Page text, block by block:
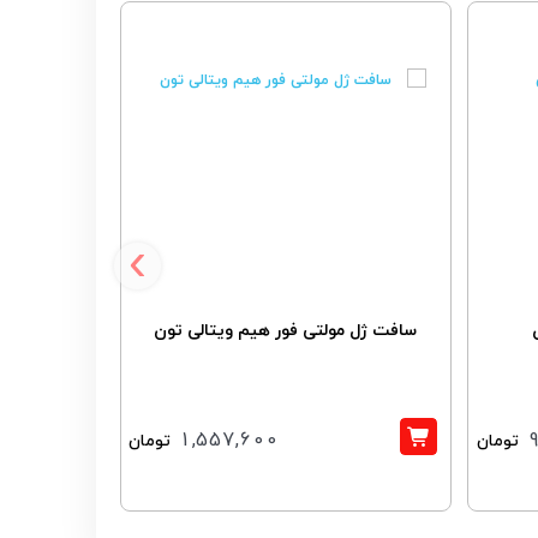
تومان
سافت ژل مولتی فور هیم ویتالی تون
1,557,600 تومان
‹